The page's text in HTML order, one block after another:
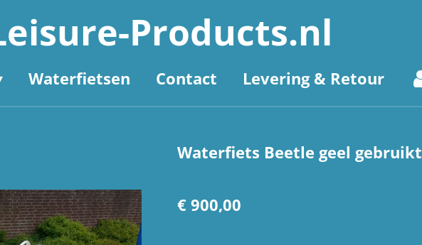
Products.nl
Waterfietsen Contact Levering & Retour
Waterfiets Beetle geel gebruikt
€ 900,00